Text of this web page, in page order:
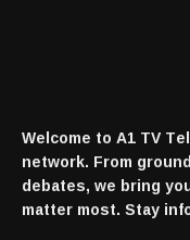
Welcome to A1 TV
network. From
debates, we bring
matter most. Stay